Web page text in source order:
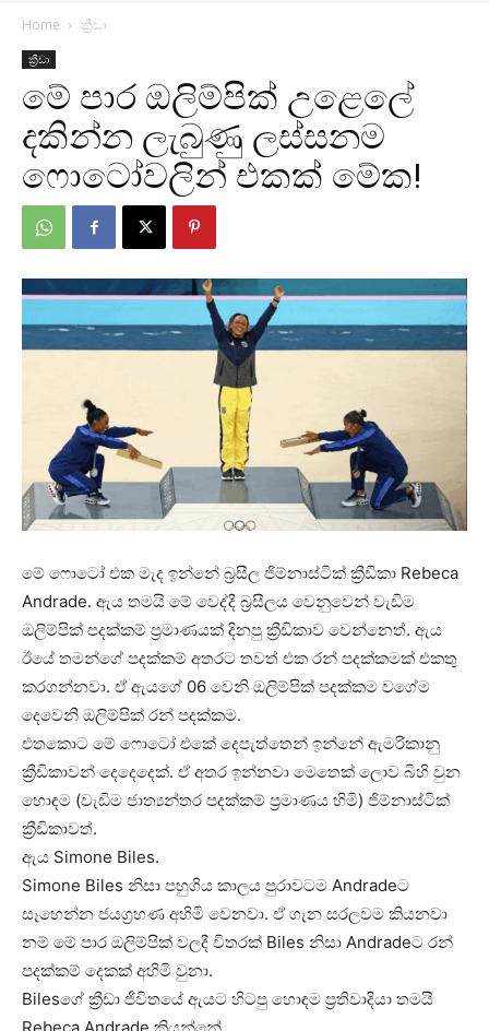
Home ක්‍රීඩා
ක්‍රීඩා
මේ පාර ඔලිම්පික් උළෙලේ
දකින්න ලැබුණු ලස්සනම
ෆොටෝවලින් එකක් මේක!
මේ ෆොටෝ එක මැද ඉන්නේ බ්‍රසීල ජිම්නාස්ටික් ක්‍රීඩිකා Rebeca
Andrade. ඇය තමයි මේ වෙද්දී බ්‍රසීලය වෙනුවෙන් වැඩිම
ඔලිම්පික් පදක්කම් ප්‍රමාණයක් දිනපු ක්‍රීඩිකාව වෙන්නෙත්. ඇය
ඊයේ තමන්ගේ පදක්කම් අතරට තවත් එක රන් පදක්කමක් එකතු
කරගන්නවා. ඒ ඇයගේ 06 වෙනි ඔලිම්පික් පදක්කම වගේම
දෙවෙනි ඔලිම්පික් රන් පදක්කම.
එතකොට මේ ෆොටෝ එකේ දෙපැත්තෙන් ඉන්නේ ඇමරිකානු
ක්‍රීඩිකාවන් දෙදෙදෙක්. ඒ අතර ඉන්නවා මෙතෙක් ලොව බිහි වුන
හොඳම (වැඩිම ජාත්‍යන්තර පදක්කම් ප්‍රමාණය හිමි) ජිම්නාස්ටික්
ක්‍රීඩිකාවත්.
ඇය Simone Biles.
Simone Biles නිසා පහුගිය කාලය පුරාවටම Andradeට
සෑහෙන්න ජයග්‍රහණ අහිමි වෙනවා. ඒ ගැන සරලවම කියනවා
නම් මේ පාර ඔලිම්පික් වලදී විතරක් Biles නිසා Andradeට රන්
පදක්කම් දෙකක් අහිමි වුනා.
Bilesගේ ක්‍රීඩා ජීවිතයේ ඇයට හිටපු හොඳම ප්‍රතිවාදියා තමයි